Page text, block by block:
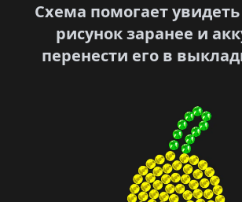
Схема помогает
рисунок заранее и
перенести его в